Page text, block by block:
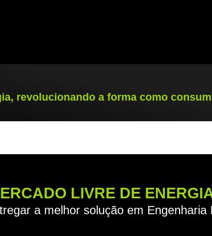
revolucionando a forma como
LIVRE DE
a melhor solução em Engenharia